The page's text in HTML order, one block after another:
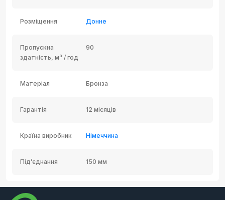
Розміщення Донне
Пропускна
здатність, м³ / год
90
Матеріал Бронза
Гарантія 12 місяців
Країна виробник Німеччина
Під’єднання 150 мм